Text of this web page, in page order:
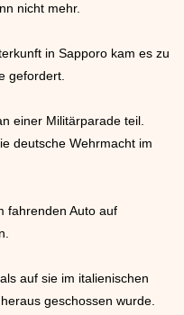
nicht mehr.
in Sapporo kam es zu
gefordert.
einer Militärparade teil.
deutsche Wehrmacht im
fahrenden Auto auf
auf sie im italienischen
geschossen wurde.